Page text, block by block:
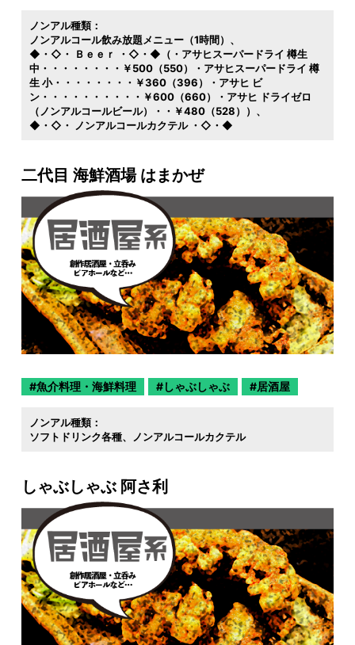
ノンアル種類：
ノンアルコール飲み放題メニュー（1時間）
◆・◇・ Ｂｅｅｒ ・◇・◆（・アサヒスーパードライ 樽生
中・・・・・・・・￥500（550）・アサヒスーパードライ 樽
生 小・・・・・・・・￥360（396）・アサヒ ビ
ン・・・・・・・・・・￥600（660）・アサヒ ドライゼロ
（ノンアルコールビール）・・￥480（528））
◆・◇・ ノンアルコールカクテル ・◇・◆
二代目 海鮮酒場 はまかぜ
魚介料理・海鮮料理 しゃぶしゃぶ 居酒屋
ノンアル種類：
ソフトドリンク各種
ノンアルコールカクテル
しゃぶしゃぶ 阿さ利